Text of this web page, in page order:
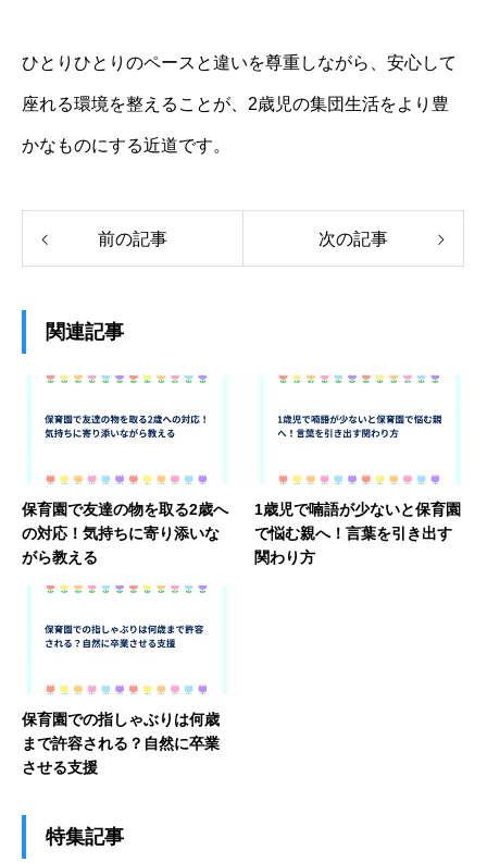
ひとりひとりのペースと違いを尊重しながら、安心して
座れる環境を整えることが、2歳児の集団生活をより豊
かなものにする近道です。
前の記事 次の記事
関連記事
保育園で友達の物を取る2歳へ
の対応！気持ちに寄り添いな
がら教える
1歳児で喃語が少ないと保育園
で悩む親へ！言葉を引き出す
関わり方
保育園での指しゃぶりは何歳
まで許容される？自然に卒業
させる支援
特集記事